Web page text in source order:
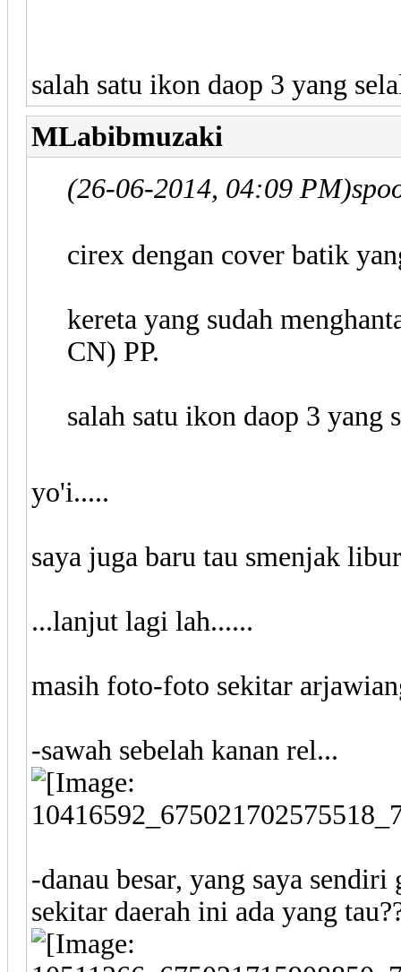
salah satu ikon daop 3 yang
MLabibmuzaki
(26-06-2014, 04:09 PM)
cirex dengan cover batik
kereta yang sudah
CN) PP.
salah satu ikon daop 3 yang
yo'i.....
saya juga baru tau smenjak
...lanjut lagi lah......
masih foto-foto sekitar
-sawah sebelah kanan rel...
-danau besar, yang saya
sekitar daerah ini ada yang